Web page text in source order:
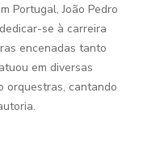
Portugal, João Pedro
se à carreira
encenadas tanto
em diversas
orquestras, cantando